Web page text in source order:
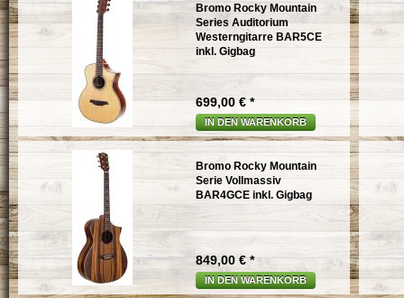
Bromo Rocky Mountain
Series Auditorium
Westerngitarre BAR5CE
inkl. Gigbag
699,00 € *
IN DEN WARENKORB
Bromo Rocky Mountain
Serie Vollmassiv
BAR4GCE inkl. Gigbag
849,00 € *
IN DEN WARENKORB